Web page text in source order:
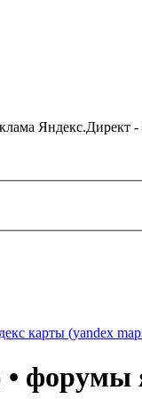
карты (yandex
форумы